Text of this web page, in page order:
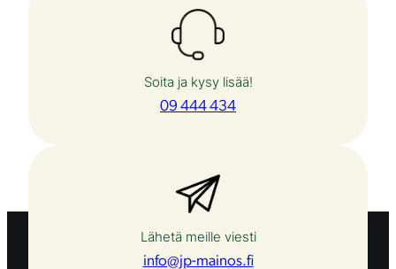
Soita ja kysy lisää!
09 444 434
Lähetä meille viesti
info@jp-mainos.fi